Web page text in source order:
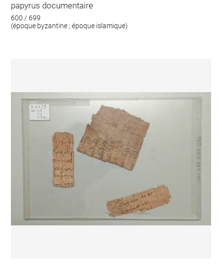
papyrus documentaire
600 / 699
(époque byzantine ; époque islamique)